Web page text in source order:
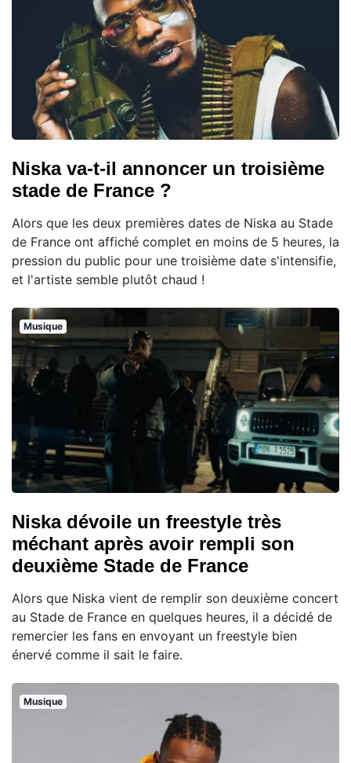
Niska va-t-il annoncer un troisième
stade de France ?
Alors que les deux premières dates de Niska au Stade
de France ont affiché complet en moins de 5 heures, la
pression du public pour une troisième date s'intensifie,
et l'artiste semble plutôt chaud !
Musique
Niska dévoile un freestyle très
méchant après avoir rempli son
deuxième Stade de France
Alors que Niska vient de remplir son deuxième concert
au Stade de France en quelques heures, il a décidé de
remercier les fans en envoyant un freestyle bien
énervé comme il sait le faire.
Musique